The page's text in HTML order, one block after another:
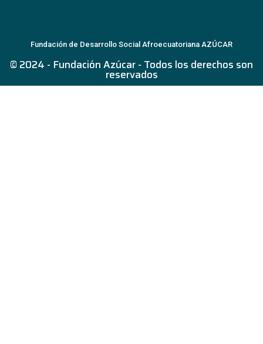
Fundación de Desarrollo Social Afroecuatoriana AZÚCAR
© 2024 - Fundación Azúcar - Todos los derechos son
reservados